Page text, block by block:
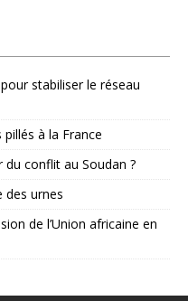
stabiliser le réseau
à la France
conflit au Soudan ?
des urnes
de l’Union africaine en